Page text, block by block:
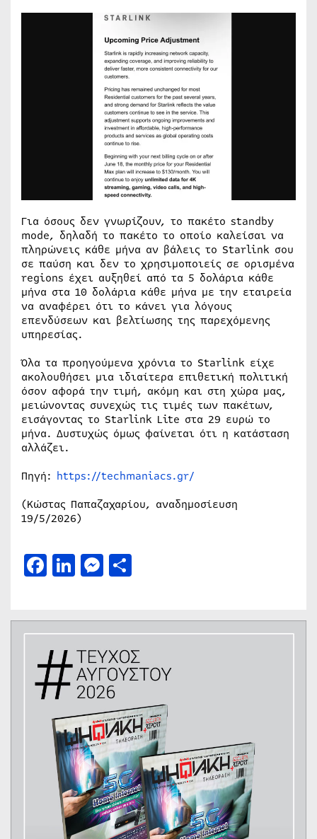
Για όσους δεν γνωρίζουν, το πακέτο standby
mode, δηλαδή το πακέτο το οποίο καλείσαι να
πληρώνεις κάθε μήνα αν βάλεις το Starlink σου
σε παύση και δεν το χρησιμοποιείς σε ορισμένα
regions έχει αυξηθεί από τα 5 δολάρια κάθε
μήνα στα 10 δολάρια κάθε μήνα με την εταιρεία
να αναφέρει ότι το κάνει για λόγους
επενδύσεων και βελτίωσης της παρεχόμενης
υπηρεσίας.
Όλα τα προηγούμενα χρόνια το Starlink είχε
ακολουθήσει μια ιδιαίτερα επιθετική πολιτική
όσον αφορά την τιμή, ακόμη και στη χώρα μας,
μειώνοντας συνεχώς τις τιμές των πακέτων,
εισάγοντας το Starlink Lite στα 29 ευρώ το
μήνα. Δυστυχώς όμως φαίνεται ότι η κατάσταση
αλλάζει.
Πηγή: https://techmaniacs.gr/
(Κώστας Παπαζαχαρίου, αναδημοσίευση
19/5/2026)
Facebook
LinkedIn
Messenger